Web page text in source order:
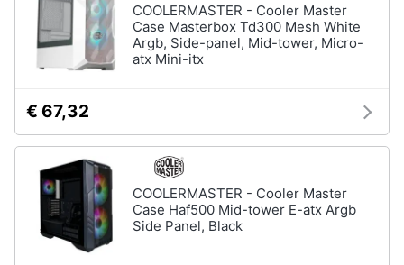
COOLERMASTER - Cooler Master
Case Masterbox Td300 Mesh White
Argb, Side-panel, Mid-tower, Micro-
atx Mini-itx
€ 67,32
COOLERMASTER - Cooler Master
Case Haf500 Mid-tower E-atx Argb
Side Panel, Black